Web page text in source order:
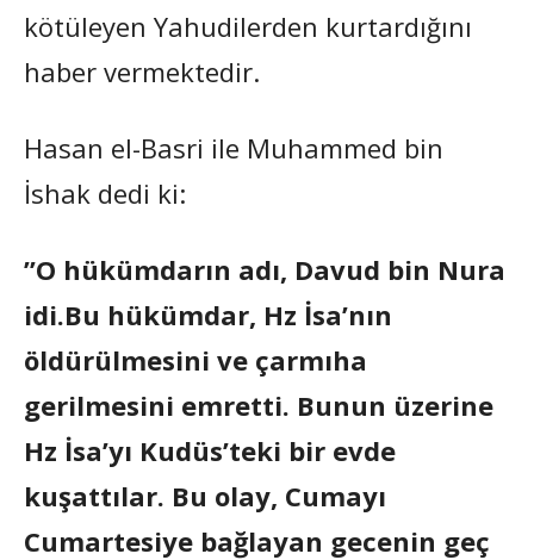
kötüleyen Yahudilerden kurtardığını
haber vermektedir.
Hasan el-Basri ile Muhammed bin
İshak dedi ki:
”O hükümdarın adı, Davud bin Nura
idi.Bu hükümdar, Hz İsa’nın
öldürülmesini ve çarmıha
gerilmesini emretti. Bunun üzerine
Hz İsa’yı Kudüs’teki bir evde
kuşattılar. Bu olay, Cumayı
Cumartesiye bağlayan gecenin geç